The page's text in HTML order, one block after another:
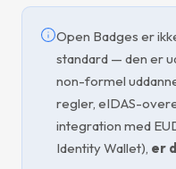
Open Badges er
standard — den er
non-formel
regler, eIDAS-
integration med
Identity Wallet), er